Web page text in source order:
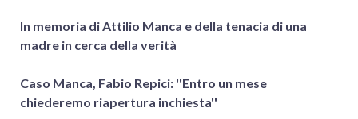
In memoria di Attilio Manca e della tenacia di una
madre in cerca della verità
Caso Manca, Fabio Repici: ''Entro un mese
chiederemo riapertura inchiesta''